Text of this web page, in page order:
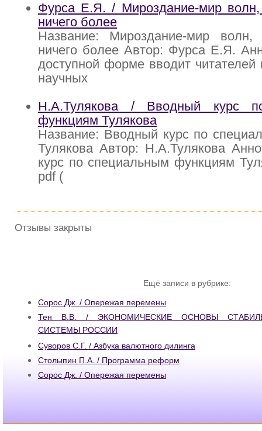
Фурса Е.Я. / Мироздание-мир
ничего более
Название: Мироздание-мир волн,
ничего более Автор: Фурса Е.Я.
доступной форме вводит читателей
научных
Н.А.Тулякова / Вводный курс
функциям Тулякова
Название: Вводный курс по
Тулякова Автор: Н.А.Тулякова
курс по специальным функциям
pdf (
Отзывы закрыты
Ещё записи в рубрике:
Сорос Дж. / Опережая перемены
Тен В.В. / ЭКОНОМИЧЕСКИЕ ОСНОВЫ
СИСТЕМЫ РОССИИ
Суворов С.Г. / Азбука валютного дилинга
Столыпин П.А. / Программа реформ
Сорос Дж. / Опережая перемены